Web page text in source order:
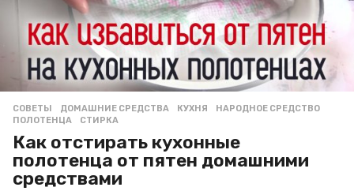
СОВЕТЫ ДОМАШНИЕ СРЕДСТВА ,КУХНЯ ,НАРОДНОЕ СРЕДСТВО
ПОЛОТЕНЦА
,СТИРКА
Как отстирать кухонные
полотенца от пятен домашними
средствами